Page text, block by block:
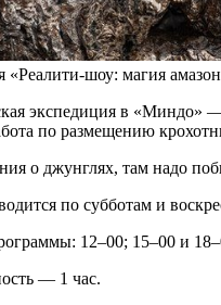
«Реалити-шоу: магия
экспедиция в «Миндо»
по размещению
о джунглях, там надо
по субботам и
12–00; 15–00 и
— 1 час.